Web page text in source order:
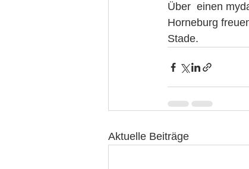
Über  einen
Horneburg
Stade.
Aktuelle Beiträge